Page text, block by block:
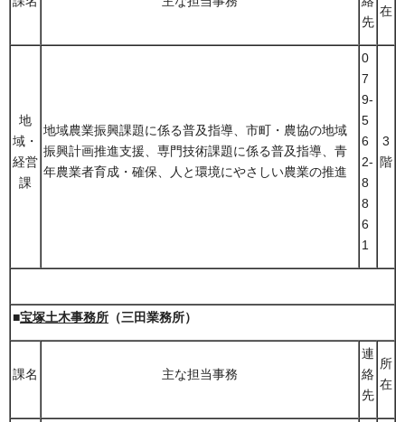
先
在
地
域・
経営
課
地域農業振興課題に係る普及指導、市町・農協の地域
振興計画推進支援、専門技術課題に係る普及指導、青
年農業者育成・確保、人と環境にやさしい農業の推進
0
7
9-
5
6
2-
8
8
6
1
3
階
■宝塚土木事務所 （三田業務所）
課名 主な担当事務
連
絡
先
所
在